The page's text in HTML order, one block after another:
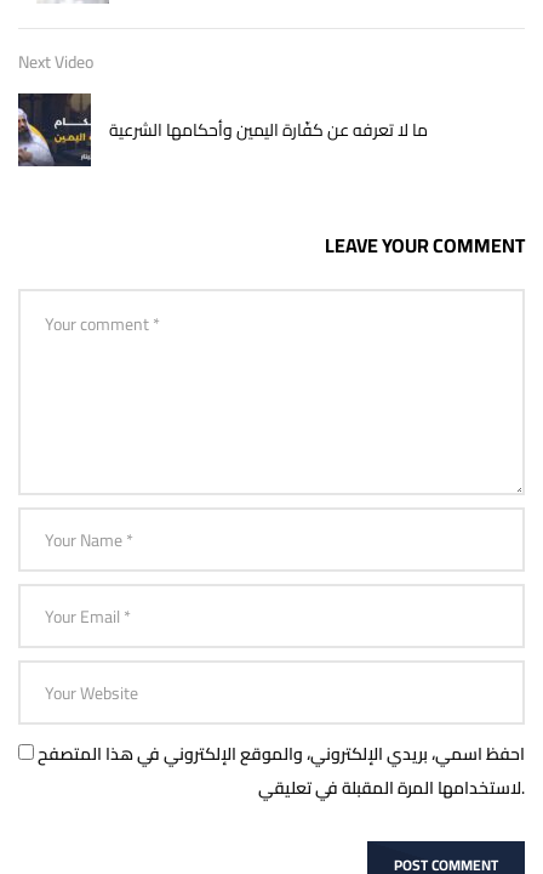
Next Video
ما لا تعرفه عن كفّارة اليمين وأحكامها الشرعية
LEAVE YOUR COMMENT
احفظ اسمي، بريدي الإلكتروني، والموقع الإلكتروني في هذا المتصفح
لاستخدامها المرة المقبلة في تعليقي.